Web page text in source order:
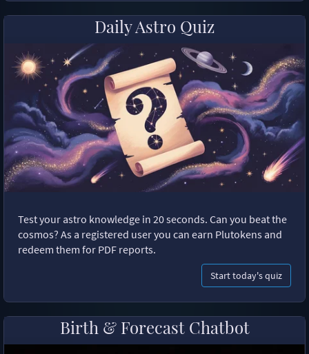
Daily Astro Quiz
Test your astro knowledge in 20 seconds. Can you beat the
cosmos? As a registered user you can earn Plutokens and
redeem them for PDF reports.
Start today's quiz
Birth & Forecast Chatbot